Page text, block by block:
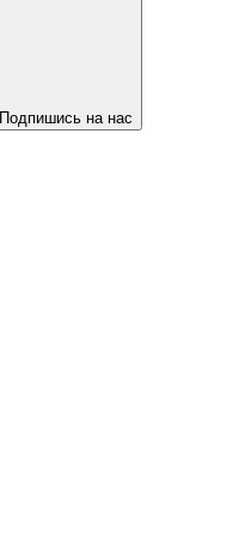
Подпишись на нас